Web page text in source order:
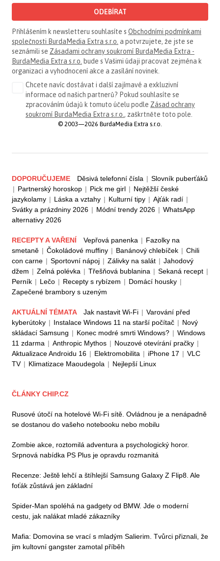
ODEBÍRAT
Přihlášením k newsletteru souhlasíte s Obchodními podmínkami
společnosti BurdaMedia Extra s.r.o. a potvrzujete, že jste se
seznámili se Zásadami ochrany soukromí BurdaMedia Extra -
BurdaMedia Extra s.r.o. bude s Vašimi údaji pracovat zejména k
organizaci a vyhodnocení akce a zasílání novinek.
Chcete navíc dostávat i další zajímavé a exkluzivní
informace od našich partnerů? Pokud souhlasíte se
zpracováním údajů k tomuto účelu podle Zásad ochrany
soukromí BurdaMedia Extra s.r.o., zaškrtněte toto pole.
© 2003—2026 BurdaMedia Extra s.r.o.
DOPORUČUJEME Děsivá telefonní čísla | Slovník puberťáků
| Partnerský horoskop | Pick me girl | Nejtěžší české
jazykolamy | Láska a vztahy | Kulturní tipy | Ajťák radí |
Svátky a prázdniny 2026 | Módní trendy 2026 | WhatsApp
alternativy 2026
RECEPTY A VAŘENÍ Vepřová panenka | Fazolky na
smetaně | Čokoládové muffiny | Banánový chlebíček | Chili
con carne | Sportovní nápoj | Zálivky na salát | Jahodový
džem | Zelná polévka | Třešňová bublanina | Sekaná recept |
Perník | Lečo | Recepty s rybízem | Domácí housky |
Zapečené brambory s uzeným
AKTUÁLNÍ TÉMATA Jak nastavit Wi-Fi | Varování před
kyberútoky | Instalace Windows 11 na starší počítač | Nový
skládací Samsung | Konec modré smrti Windows? | Windows
11 zdarma | Anthropic Mythos | Nouzové otevírání pračky |
Aktualizace Androidu 16 | Elektromobilita | iPhone 17 | VLC
TV | Klimatizace Maoudegola | Nejlepší Linux
ČLÁNKY CHIP.CZ
Rusové útočí na hotelové Wi-Fi sítě. Ovládnou je a nenápadně
se dostanou do vašeho notebooku nebo mobilu
Zombie akce, roztomilá adventura a psychologický horor.
Srpnová nabídka PS Plus je opravdu rozmanitá
Recenze: Ještě lehčí a štíhlejší Samsung Galaxy Z Flip8. Ale
foťák zůstává jen základní
Spider-Man spoléhá na gadgety od BMW. Jde o moderní
cestu, jak nalákat mladé zákazníky
Mafia: Domovina se vrací s mladým Salierim. Tvůrci přiznali, že
jim kultovní gangster zamotal příběh